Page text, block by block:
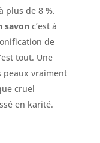
plus de 8 %.
savonc’est à
de
tout. Une
peaux vraiment
cruel
en karité.